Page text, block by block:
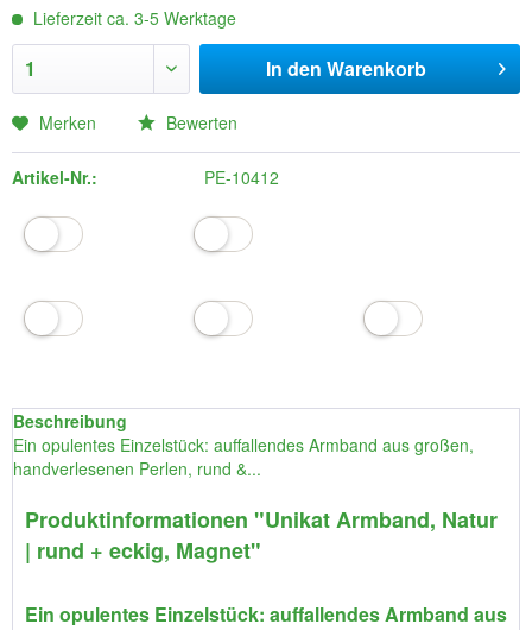
Lieferzeit ca. 3-5 Werktage
In den Warenkorb
Merken Bewerten
Artikel-Nr.: PE-10412
Beschreibung
Ein opulentes Einzelstück: auffallendes Armband aus großen,
handverlesenen Perlen, rund &...
Produktinformationen "Unikat Armband, Natur
| rund + eckig, Magnet"
Ein opulentes Einzelstück: auffallendes Armband aus